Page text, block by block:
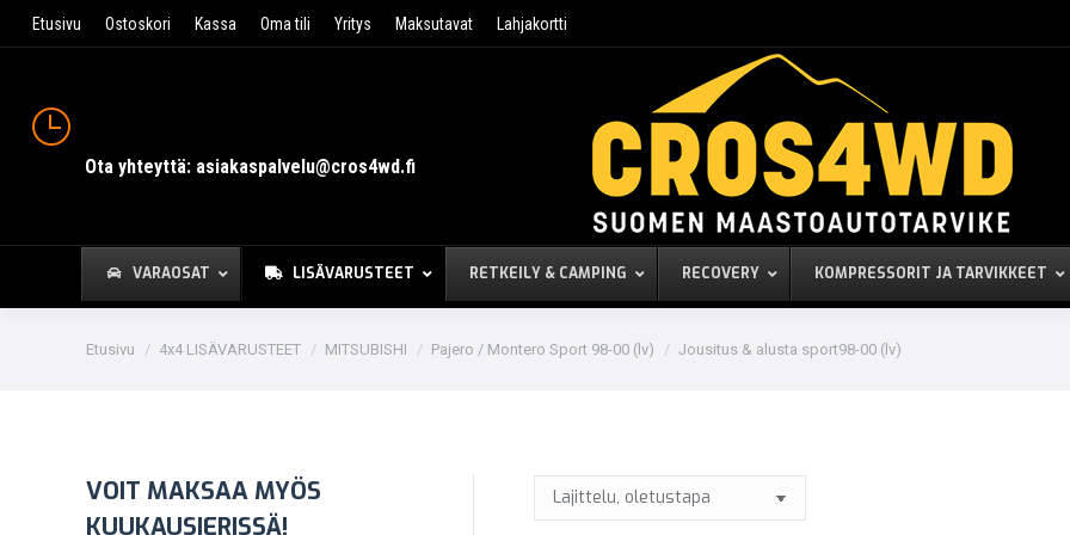
Etusivu Ostoskori Kassa Oma tili Yritys Maksutavat Lahjakortti
Ota yhteyttä: asiakaspalvelu@cros4wd.fi
VARAOSAT LISÄVARUSTEET RETKEILY & CAMPING RECOVERY KOMPRESSORIT JA TARVIKKEET
You are here:
Etusivu 4x4 LISÄVARUSTEET MITSUBISHI Pajero / Montero Sport 98-00 (lv) Jousitus & alusta sport98-00 (lv)
VOIT MAKSAA MYÖS
KUUKAUSIERISSÄ!